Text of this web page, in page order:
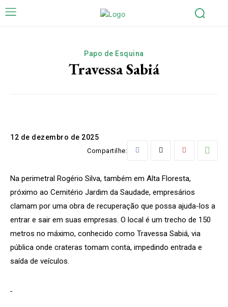
Papo de Esquina
Travessa Sabiá
12 de dezembro de 2025
Compartilhe:
Na perimetral Rogério Silva, também em Alta Floresta,
próximo ao Cemitério Jardim da Saudade, empresários
clamam por uma obra de recuperação que possa ajuda-los a
entrar e sair em suas empresas. O local é um trecho de 150
metros no máximo, conhecido como Travessa Sabiá, via
pública onde crateras tomam conta, impedindo entrada e
saída de veículos.